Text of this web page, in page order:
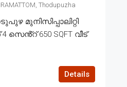
Thodupuzha
മുനിസിപ്പാലിറ്റി
650 SQFT വീട്
Details